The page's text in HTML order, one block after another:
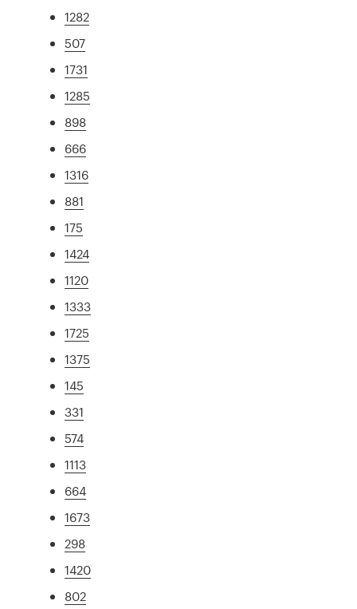
1282
507
1731
1285
898
666
1316
881
175
1424
1120
1333
1725
1375
145
331
574
1113
664
1673
298
1420
802